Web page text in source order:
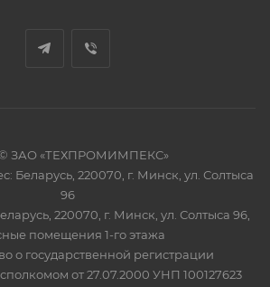
© ЗАО «ТЕХПРОМИМПЕКС»
Беларусь, 220070, г. Минск, ул. Солтыса
96
220070, г. Минск, ул. Солтыса 96,
помещения 1-го этажа
о государственной регистрации
от 27.07.2000 УНП 100127623